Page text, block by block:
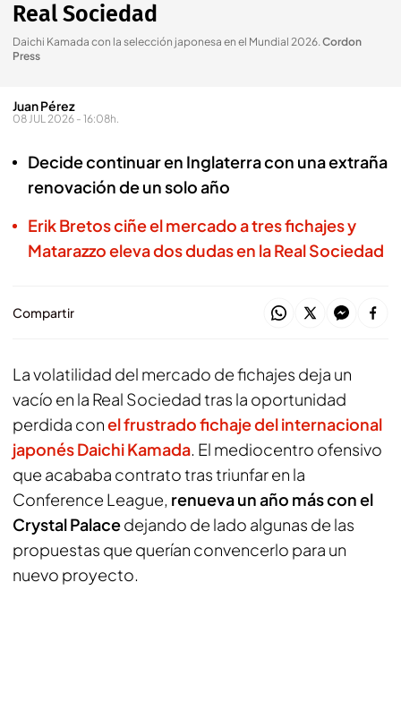
Real Sociedad
Daichi Kamada con la selección japonesa en el Mundial 2026.Cordon
Press
Juan Pérez
08 JUL 2026 - 16:08h.
Decide continuar en Inglaterra con una extraña
renovación de un solo año
Erik Bretos ciñe el mercado a tres fichajes y
Matarazzo eleva dos dudas en la Real Sociedad
Compartir
La volatilidad del mercado de fichajes deja un
vacío en la Real Sociedad tras la oportunidad
perdida conel frustrado fichaje del internacional
japonés Daichi Kamada. El mediocentro ofensivo
que acababa contrato tras triunfar en la
Conference League, renueva un año más con el
Crystal Palacedejando de lado algunas de las
propuestas que querían convencerlo para un
nuevo proyecto.